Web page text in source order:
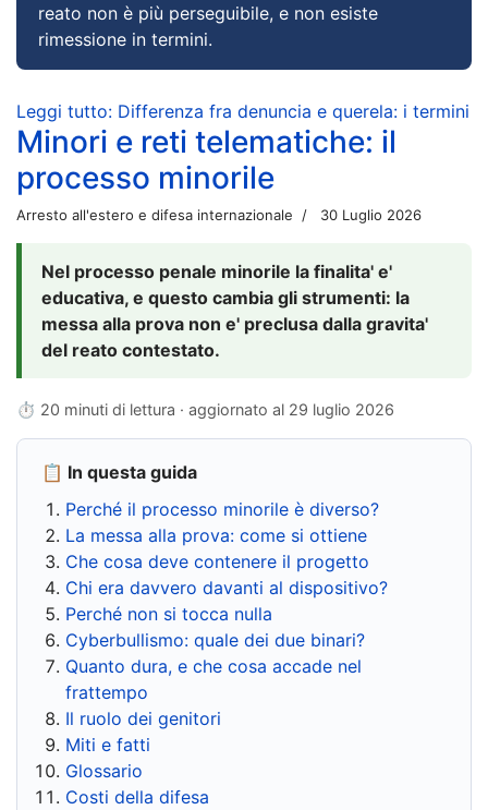
reato non è più perseguibile, e non esiste
rimessione in termini.
Leggi tutto: Differenza fra denuncia e querela: i termini
Minori e reti telematiche: il
processo minorile
Arresto all'estero e difesa internazionale 30 Luglio 2026
Nel processo penale minorile la finalita' e'
educativa, e questo cambia gli strumenti: la
messa alla prova non e' preclusa dalla gravita'
del reato contestato.
⏱ 20 minuti di lettura · aggiornato al 29 luglio 2026
📋 In questa guida
Perché il processo minorile è diverso?
La messa alla prova: come si ottiene
Che cosa deve contenere il progetto
Chi era davvero davanti al dispositivo?
Perché non si tocca nulla
Cyberbullismo: quale dei due binari?
Quanto dura, e che cosa accade nel
frattempo
Il ruolo dei genitori
Miti e fatti
Glossario
Costi della difesa